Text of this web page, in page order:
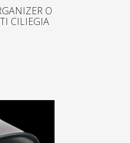
O
CILIEGIA